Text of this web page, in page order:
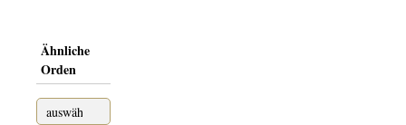
Ähnliche
Orden